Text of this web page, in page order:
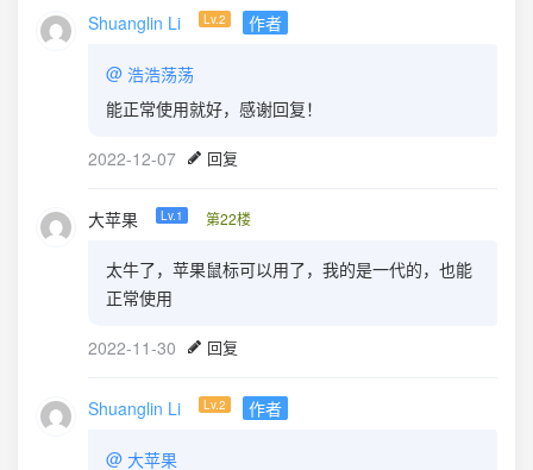
Shuanglin Li Lv.2 作者
@ 浩浩荡荡
能正常使用就好，感谢回复！
2022-12-07 回复
大苹果 Lv.1 第22楼
太牛了，苹果鼠标可以用了，我的是一代的，也能
正常使用
2022-11-30 回复
Shuanglin Li Lv.2 作者
@ 大苹果